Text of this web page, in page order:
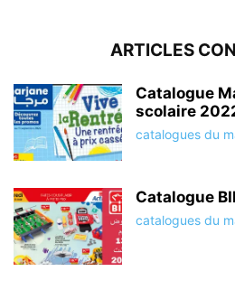
ARTICLES
Catalogue
scolaire
catalogues du
Catalogue
catalogues du